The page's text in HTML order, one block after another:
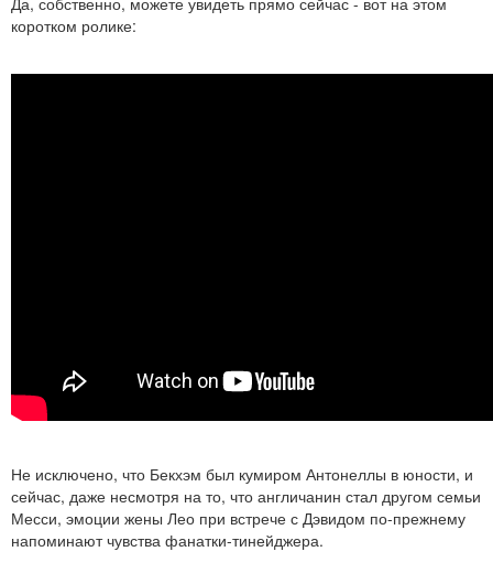
коротком ролике:
Не исключено, что Бекхэм был кумиром Антонеллы в юности, и
сейчас, даже несмотря на то, что англичанин стал другом семьи
Месси, эмоции жены Лео при встрече с Дэвидом по-прежнему
напоминают чувства фанатки-тинейджера.